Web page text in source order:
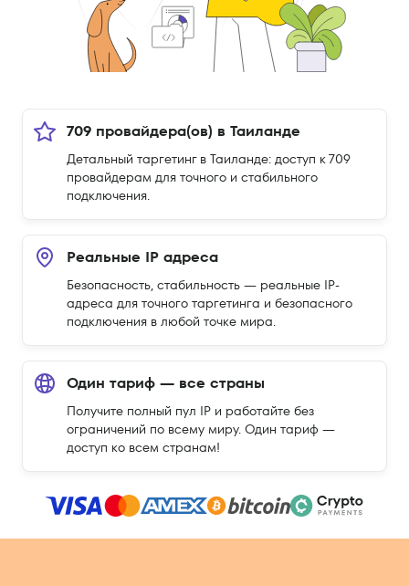
709 провайдера(ов) в Таиланде
Детальный таргетинг в Таиланде: доступ к 709
провайдерам для точного и стабильного
подключения.
Реальные IP адреса
Безопасность, стабильность — реальные IP-
адреса для точного таргетинга и безопасного
подключения в любой точке мира.
Один тариф — все страны
Получите полный пул IP и работайте без
ограничений по всему миру. Один тариф —
доступ ко всем странам!